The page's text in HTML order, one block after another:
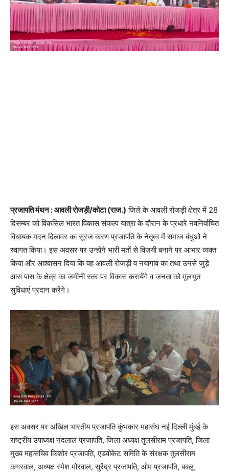
प्रजापति मंथन : आवली रोजड़ी/कोटा (राज.) जिले के आवली रोजड़ी क्षेत्र में 28
दिसम्बर को विकसिल भारत विकास संकल्प यात्रा के दौरान के प्रधारे नवनिर्वाचित
विधायक मदन दिलावर का सूरज करण प्रजापति के नेतृत्व में समाज बंधुओ ने
स्वागत किया। इस अवसर पर उन्होने भारी मतों से विजयी बनाने पर आभार व्यक्त
किया और आश्वासन दिया कि वह आवली रोजड़ी व नयागांव का तथा उनसे जुड़े
आस पास के क्षेत्र का जमीनी स्तर पर विकास करायेंगे व जनता को मूलभूत
सुविधाएं प्रदान करेंगे।
इस अवसर पर अखिल भारतीय प्रजापति कुंभकार महासंघ नई दिल्ली मुंबई के
राष्ट्रीय उपाध्यक्ष नंदलाल प्रजापति, जिला अध्यक्ष तुलसीराम प्रजापति, जिला
मुख्य महासचिव किशोर प्रजापति, एडवोकेट समिति के संरक्षक तुलसीराम
कगरवाल, अध्यक्ष रमेश मोरवाल, सुरेंद्र प्रजापति, ओम प्रजापति, बबलू